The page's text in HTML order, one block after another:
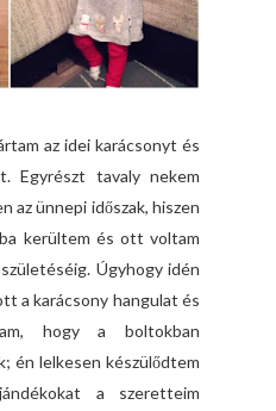
az idei karácsonyt és
Egyrészt tavaly nekem
az ünnepi időszak, hiszen
kerültem és ott voltam
Úgyhogy idén
a karácsony hangulat és
hogy a boltokban
én lelkesen készülődtem
a szeretteim